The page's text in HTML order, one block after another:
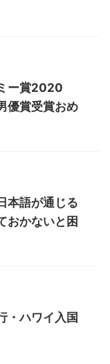
ミー賞2020
優賞受賞おめ
本語が通じる
おかないと困
・ハワイ入国